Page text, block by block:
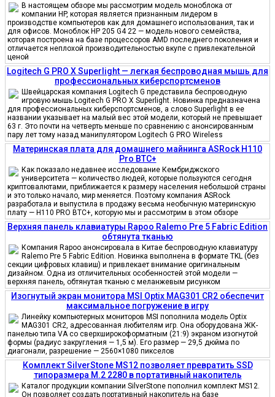
В настоящем обзоре мы рассмотрим модель моноблока от
компании HP, которая является признанным лидером в
производстве компьютеров как для домашнего использования, так и
для офисов. Моноблок HP 205 G4 22 — модель нового семейства,
которая построена на базе процессоров AMD последнего поколения и
отличается неплохой производительностью вкупе с привлекательной
ценой
Logitech G PRO X Superlight — легкая беспроводная мышь для
профессиональных киберспортсменов
Швейцарская компания Logitech G представила беспроводную
игровую мышь Logitech G PRO X Superlight. Новинка предназначена
для профессиональных киберспортсменов, а слово Superlight в ее
названии указывает на малый вес этой модели, который не превышает
63 г. Это почти на четверть меньше по сравнению с анонсированным
пару лет тому назад манипулятором Logitech G PRO Wireless
Материнская плата для домашнего майнинга ASRock H110
Pro BTC+
Как показало недавнее исследование Кембриджского
университета — количество людей, которые пользуются сегодня
криптовалютами, приближается к размеру населения небольшой страны
и это только начало, мир меняется. Поэтому компания ASRock
разработала и выпустила в продажу весьма необычную материнскую
плату — H110 PRO BTC+, которую мы и рассмотрим в этом обзоре
Верхняя панель клавиатуры Rapoo Ralemo Pre 5 Fabric Edition
обтянута тканью
Компания Rapoo анонсировала в Китае беспроводную клавиатуру
Ralemo Pre 5 Fabric Edition. Новинка выполнена в формате TKL (без
секции цифровых клавиш) и привлекает внимание оригинальным
дизайном. Одна из отличительных особенностей этой модели —
верхняя панель, обтянутая тканью с меланжевым рисунком
Изогнутый экран монитора MSI Optix MAG301 CR2 обеспечит
максимальное погружение в игру
Линейку компьютерных мониторов MSI пополнила модель Optix
MAG301 CR2, адресованная любителям игр. Она оборудована ЖК-
панелью типа VA со сверхширокоформатным (21:9) экраном изогнутой
формы (радиус закругления — 1,5 м). Его размер — 29,5 дюйма по
диагонали, разрешение — 2560×1080 пикселов
Комплект SilverStone MS12 позволяет превратить SSD
типоразмера M.2 2280 в портативный накопитель
Каталог продукции компании SilverStone пополнил комплект MS12.
Он позволяет создать портативный накопитель на базе